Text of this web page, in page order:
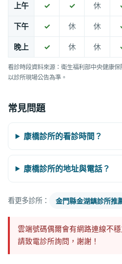
上午 ✓ ✓ 休
下午 ✓ 休 休
晚上 ✓ 休 休
看診時段資料來源：衛生福利部中央健康
以診所現場公告為準。
常見問題
康橋診所的看診時間？
康橋診所的地址與電話？
看更多診所： 金門縣金湖鎮診所推
雲端號碼偶爾會有網路連線不
請致電診所詢問，謝謝！